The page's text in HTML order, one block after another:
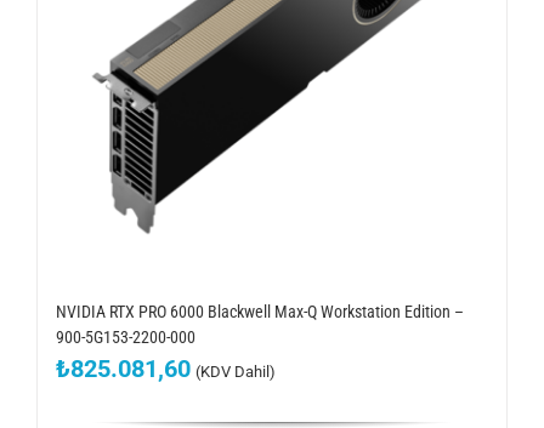
NVIDIA RTX PRO 6000 Blackwell Max-Q Workstation Edition –
900-5G153-2200-000
₺825.081,60 (KDV Dahil)